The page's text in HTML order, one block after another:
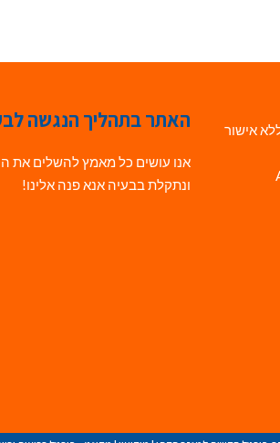
אישור
האתר בתהליך הנגשה
אנו עושים כל מאמץ להשלים את
ונתקלת בבעיה אנא פנה אלינו!